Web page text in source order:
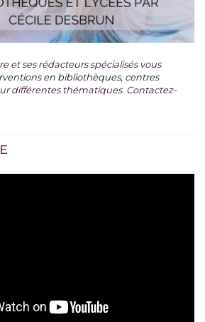
et ses rédacteurs spécialisés vous
en bibliothèques, centres
différentes thématiques. Contactez-